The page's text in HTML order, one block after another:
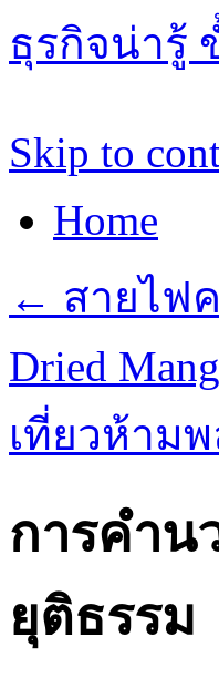
ธุรกิจน่ารู้
Skip to
Home
← สายไฟ
Dried
เที่ยวห้าม
การคำน
ยุติธรรม